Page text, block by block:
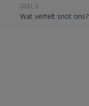
DEEL 3
Wat vertelt snot ons?